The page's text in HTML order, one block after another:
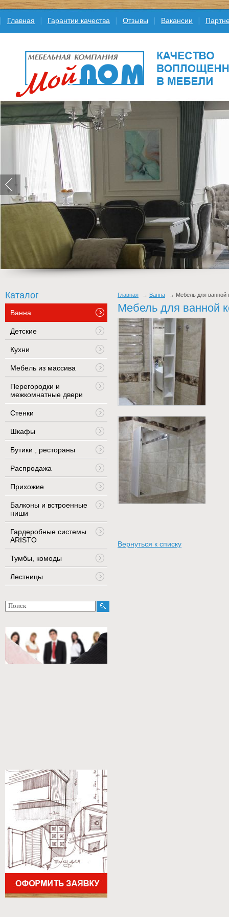
Главная Гарантии качества Отзывы Вакансии
Главная Ванна Мебель для ванной
Мебель для ванной
Вернуться к списку
Каталог
Ванна
Детские
Кухни
Мебель из массива
Перегородки и
межкомнатные двери
Стенки
Шкафы
Бутики , рестораны
Распродажа
Прихожие
Балконы и встроенные
ниши
Гардеробные системы
ARISTO
Тумбы, комоды
Лестницы